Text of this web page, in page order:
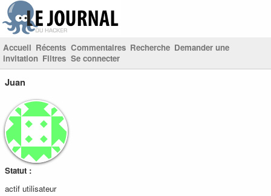
Accueil Récents Commentaires Recherche Demander une
invitation Filtres Se connecter
Juan
Statut :
actif utilisateur